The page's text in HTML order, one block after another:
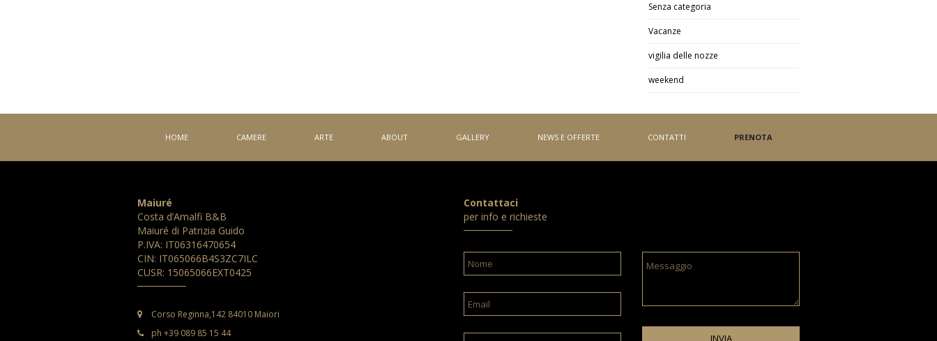
Senza categoria
Vacanze
vigilia delle nozze
weekend
HOME CAMERE ARTE ABOUT GALLERY NEWS E OFFERTE CONTATTI PRENOTA
Maiuré
Costa d’Amalfi B&B
Maiuré di Patrizia Guido
P.IVA: IT06316470654
CIN: IT065066B4S3ZC7ILC
CUSR: 15065066EXT0425
Corso Reginna,142 84010 Maiori
ph +39 089 85 15 44
Contattaci
per info e richieste